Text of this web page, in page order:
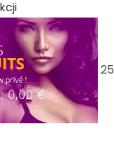
DO TRANSAKCJI